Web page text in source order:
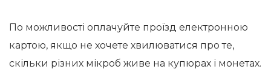
По можливості оплачуйте проїзд електронною
картою, якщо не хочете хвилюватися про те,
скільки різних мікроб живе на купюрах і монетах.